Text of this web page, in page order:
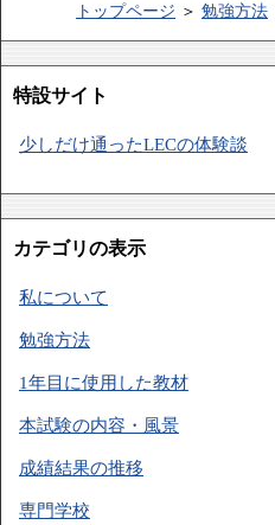
トップページ ＞ 勉強方法
特設サイト
少しだけ通ったLECの体験談
カテゴリの表示
私について
勉強方法
1年目に使用した教材
本試験の内容・風景
成績結果の推移
専門学校